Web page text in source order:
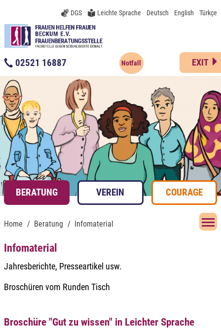
DGS Leichte Sprache Deutsch English Türkçe
02521 16887 Notfall EXIT
BERATUNG VEREIN COURAGE
Home Beratung Infomaterial
Infomaterial
Jahresberichte, Presseartikel usw.
Broschüren vom Runden Tisch
Broschüre "Gut zu wissen" in Leichter Sprache